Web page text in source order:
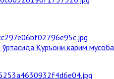
ўртасида Қуръони карим